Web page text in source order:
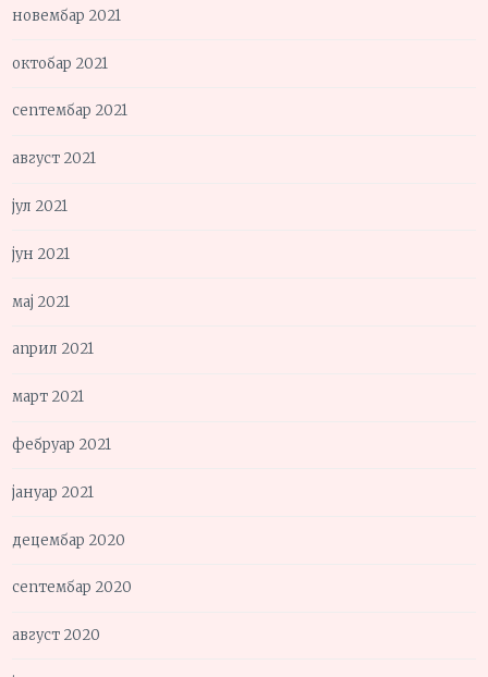
новембар 2021
октобар 2021
септембар 2021
август 2021
јул 2021
јун 2021
мај 2021
април 2021
март 2021
фебруар 2021
јануар 2021
децембар 2020
септембар 2020
август 2020